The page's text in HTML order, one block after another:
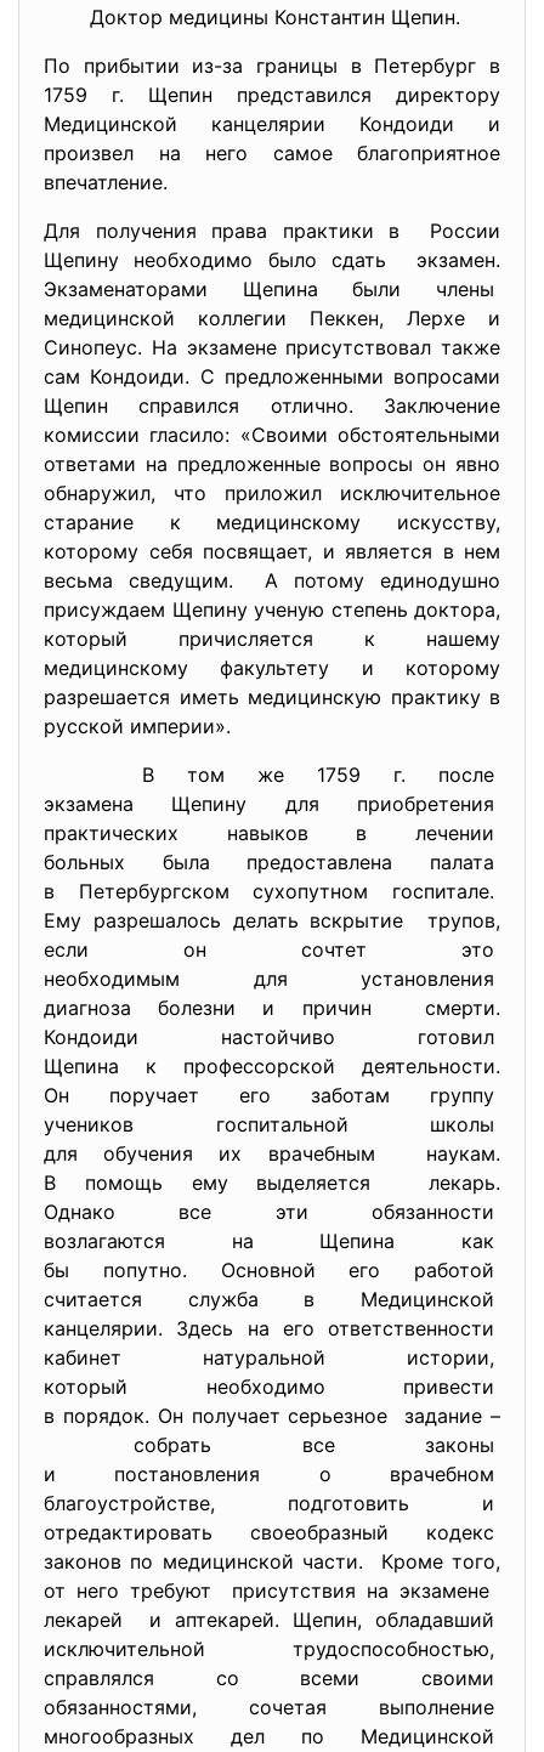
Доктор медицины Константин Щепин.
По прибытии из-за границы в Петербург в
1759 г. Щепин представился директору
Медицинской канцелярии Кондоиди и
произвел на него самое благоприятное
впечатление.
Для получения права практики в России
Щепину необходимо было сдать экзамен.
Экзаменаторами Щепина были члены
медицинской коллегии Пеккен, Лерхе и
Синопеус. На экзамене присутствовал также
сам Кондоиди. С предложенными вопросами
Щепин справился отлично. Заключение
комиссии гласило: «Своими обстоятельными
ответами на предложенные вопросы он явно
обнаружил, что приложил исключительное
старание к медицинскому искусству,
которому себя посвящает, и является в нем
весьма сведущим. А потому единодушно
присуждаем Щепину ученую степень доктора,
который причисляется к нашему
медицинскому факультету и которому
разрешается иметь медицинскую практику в
русской империи».
В том же 1759 г. после
экзамена Щепину для приобретения
практических навыков в лечении
больных была предоставлена палата
в Петербургском сухопутном госпитале.
Ему разрешалось делать вскрытие трупов,
если он сочтет это
необходимым для установления
диагноза болезни и причин смерти.
Кондоиди настойчиво готовил
Щепина к профессорской деятельности.
Он поручает его заботам группу
учеников госпитальной школы
для обучения их врачебным наукам.
В помощь ему выделяется лекарь.
Однако все эти обязанности
возлагаются на Щепина как
бы попутно. Основной его работой
считается служба в Медицинской
канцелярии. Здесь на его ответственности
кабинет натуральной истории,
который необходимо привести
в порядок. Он получаетсерьезное задание –
собрать все законы
и постановления о врачебном
благоустройстве, подготовить и
отредактировать своеобразный кодекс
законов по медицинской части. Кроме того,
от него требуют присутствия на экзамене
лекарей и аптекарей. Щепин, обладавший
исключительной трудоспособностью,
справлялся со всеми своими
обязанностями, сочетая выполнение
многообразных дел по Медицинской